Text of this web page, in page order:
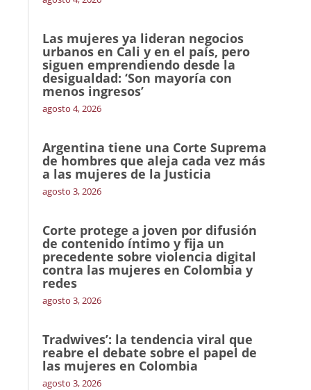
Las mujeres ya lideran negocios
urbanos en Cali y en el país, pero
siguen emprendiendo desde la
desigualdad: ‘Son mayoría con
menos ingresos’
agosto 4, 2026
Argentina tiene una Corte Suprema
de hombres que aleja cada vez más
a las mujeres de la Justicia
agosto 3, 2026
Corte protege a joven por difusión
de contenido íntimo y fija un
precedente sobre violencia digital
contra las mujeres en Colombia y
redes
agosto 3, 2026
Tradwives’: la tendencia viral que
reabre el debate sobre el papel de
las mujeres en Colombia
agosto 3, 2026